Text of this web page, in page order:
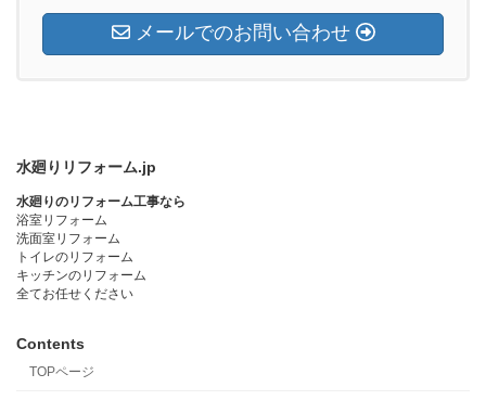
メールでのお問い合わせ
水廻りリフォーム.jp
水廻りのリフォーム工事なら
浴室リフォーム
洗面室リフォーム
トイレのリフォーム
キッチンのリフォーム
全てお任せください
Contents
TOPページ